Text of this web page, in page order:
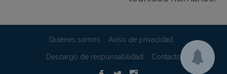
Quiénes somos Aviso de privacidad
Descargo de responsabilidad Contacto